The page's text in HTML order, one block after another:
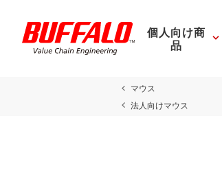
個人向け商
品
マウス
法人向けマウス